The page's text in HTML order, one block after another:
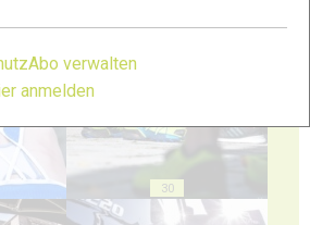
28
30
Abo verwalten
anmelden